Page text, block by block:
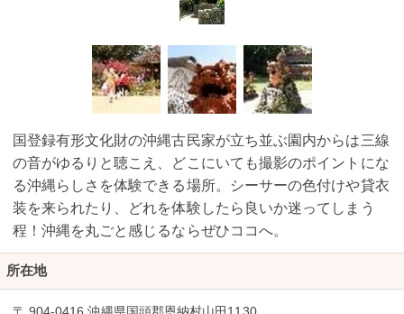
国登録有形文化財の沖縄古民家が立ち並ぶ園内からは三線
の音がゆるりと聴こえ、どこにいても撮影のポイントにな
る沖縄らしさを体験できる場所。シーサーの色付けや貸衣
装を来られたり、どれを体験したら良いか迷ってしまう
程！沖縄を丸ごと感じるならぜひココへ。
所在地
〒 904-0416 沖縄県国頭郡恩納村山田1130